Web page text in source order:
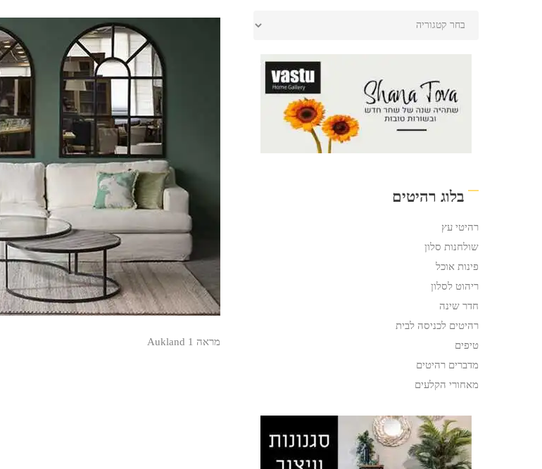
מראה Aukland 1
בלוג רהיטים
רהיטי עץ
שולחנות סלון
פינות אוכל
ריהוט לסלון
חדר שינה
רהיטים לכניסה לבית
טיפים
מדברים רהיטים
מאחורי הקלעים